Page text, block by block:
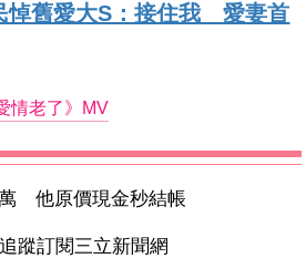
悼舊愛大S：接住我 愛妻首
情老了》MV
他原價現金秒結帳
蹤訂閱三立新聞網